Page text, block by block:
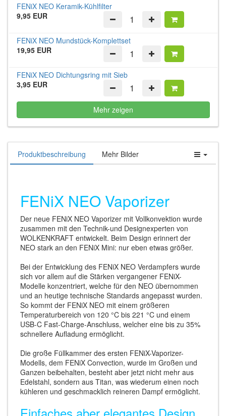
FENiX NEO Keramik-Kühlfilter
9,95 EUR
FENiX NEO Mundstück-Komplettset
19,95 EUR
FENiX NEO Dichtungsring mit Sieb
3,95 EUR
Mehr zeigen
Produktbeschreibung Mehr Bilder
FENiX NEO Vaporizer
Der neue FENiX NEO Vaporizer mit Vollkonvektion wurde
zusammen mit den Technik-und Designexperten von
WOLKENKRAFT entwickelt. Beim Design erinnert der
NEO stark an den FENiX Mini: nur eben etwas größer.
Bei der Entwicklung des FENiX NEO Verdampfers wurde
sich vor allem auf die Stärken vergangener FENiX-
Modelle konzentriert, welche für den NEO übernommen
und an heutige technische Standards angepasst wurden.
So kommt der FENiX NEO mit einem größeren
Temperaturbereich von 120 °C bis 221 °C und einem
USB-C Fast-Charge-Anschluss, welcher eine bis zu 35%
schnellere Aufladung ermöglicht.
Die große Füllkammer des ersten FENiX-Vaporizer-
Modells, dem FENiX Convection, wurde im Großen und
Ganzen beibehalten, besteht aber jetzt nicht mehr aus
Edelstahl, sondern aus Titan, was wiederum einen noch
kühleren und geschmacklich reineren Dampf ermöglicht.